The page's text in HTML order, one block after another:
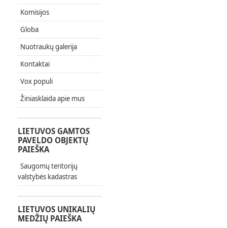
Komisijos
Globa
Nuotraukų galerija
Kontaktai
Vox populi
Žiniasklaida apie mus
LIETUVOS GAMTOS
PAVELDO OBJEKTŲ
PAIEŠKA
Saugomų teritorijų
valstybės kadastras
LIETUVOS UNIKALIŲ
MEDŽIŲ PAIEŠKA